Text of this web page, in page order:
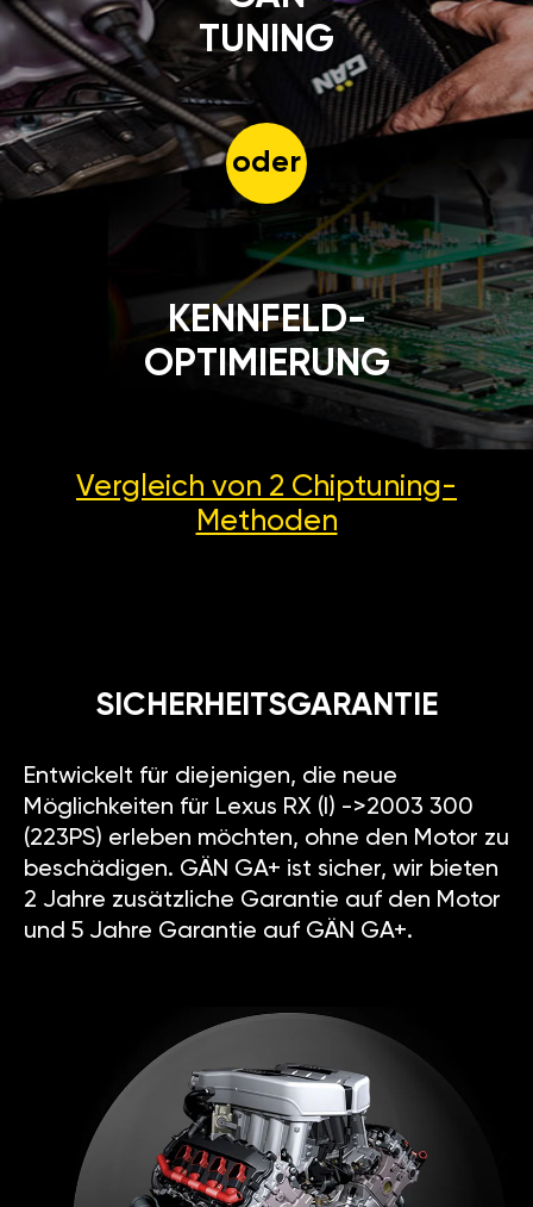
TUNING
oder
KENNFELD-
OPTIMIERUNG
Vergleich von 2 Chiptuning-
Methoden
SICHERHEITSGARANTIE
Entwickelt für diejenigen, die neue
Möglichkeiten für Lexus RX (I) ->2003 300
(223PS) erleben möchten, ohne den Motor zu
beschädigen. GÄN GA+ ist sicher, wir bieten
2 Jahre zusätzliche Garantie auf den Motor
und 5 Jahre Garantie auf GÄN GA+.